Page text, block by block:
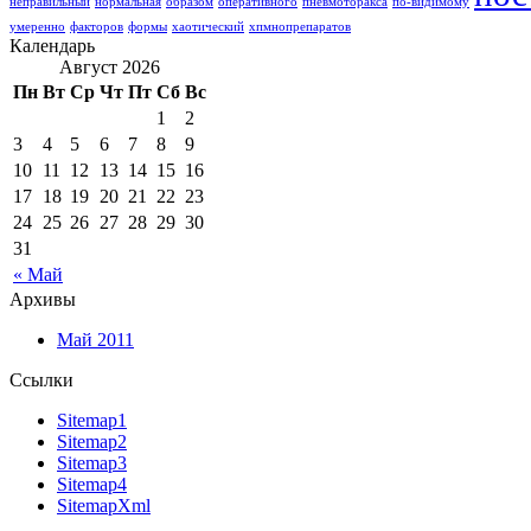
умеренно факторов формы хаотический хпмнопрепаратов
Календарь
Август 2026
Пн Вт Ср Чт Пт Сб Вс
« Май
1
2
3
4 5 6 7 8
9
10 11 12 13 14 15 16
17 18 19 20 21 22 23
24 25 26 27 28 29 30
31
Архивы
Май 2011
Ссылки
Sitemap1
Sitemap2
Sitemap3
Sitemap4
SitemapXml